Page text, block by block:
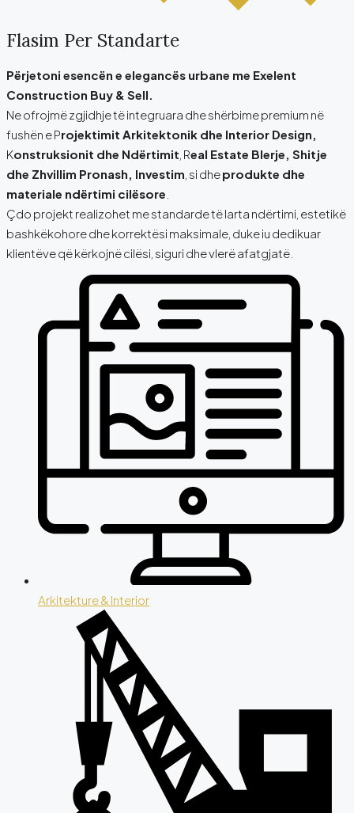
Flasim Per Standarte
Përjetoni esencën e elegancës urbane me Exelent
Construction Buy & Sell.
Ne ofrojmë zgjidhje të integruara dhe shërbime premium në
fushën e Projektimit Arkitektonik dhe Interior Design,
Konstruksionit dhe Ndërtimit , Real Estate Blerje, Shitje
dhe Zhvillim Pronash, Investim , si dheprodukte dhe
materiale ndërtimi cilësore
Çdo projekt realizohet me standarde të larta ndërtimi, estetikë
bashkëkohore dhe korrektësi maksimale, duke iu dedikuar
klientëve që kërkojnë cilësi, siguri dhe vlerë afatgjatë.
Arkitekture & Interior